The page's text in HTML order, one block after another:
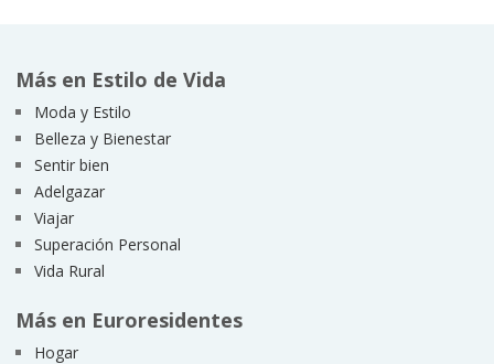
Más en Estilo de Vida
Moda y Estilo
Belleza y Bienestar
Sentir bien
Adelgazar
Viajar
Superación Personal
Vida Rural
Más en Euroresidentes
Hogar